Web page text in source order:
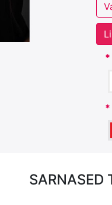
*
*
SARNASED